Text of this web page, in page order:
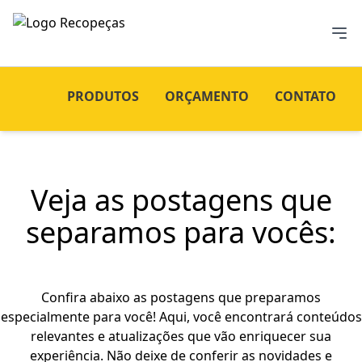
PRODUTOS ORÇAMENTO CONTATO
Veja as postagens que
separamos para vocês:
Confira abaixo as postagens que preparamos
especialmente para você! Aqui, você encontrará conteúdos
relevantes e atualizações que vão enriquecer sua
experiência. Não deixe de conferir as novidades e